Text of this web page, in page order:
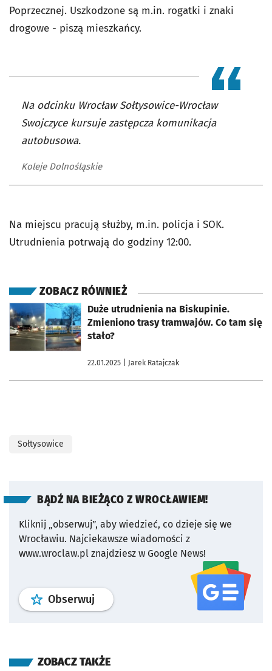
Poprzecznej. Uszkodzone są m.in. rogatki i znaki
drogowe - piszą mieszkańcy.
Na odcinku Wrocław Sołtysowice-Wrocław
Swojczyce kursuje zastępcza komunikacja
autobusowa.
Koleje Dolnośląskie
Na miejscu pracują służby, m.in. policja i SOK.
Utrudnienia potrwają do godziny 12:00.
ZOBACZ RÓWNIEŻ
Duże utrudnienia na Biskupinie.
Zmieniono trasy tramwajów. Co tam się
stało?
22.01.2025 | Jarek Ratajczak
otworzy się w nowej karcie
Sołtysowice
BĄDŹ NA BIEŻĄCO Z WROCŁAWIEM!
Kliknij „obserwuj”, aby wiedzieć, co dzieje się we
Wrocławiu. Najciekawsze wiadomości z
www.wroclaw.pl znajdziesz w Google News!
Obserwuj profil serwisu
ZOBACZ TAKŻE